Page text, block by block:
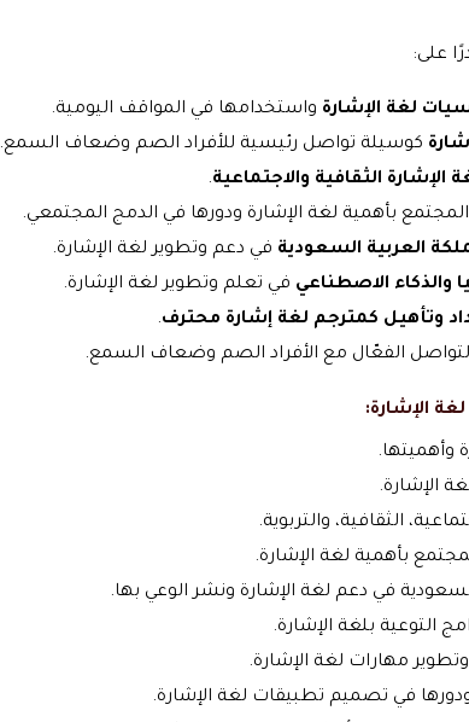
على:
لغة الإشارة واستخدامها في المواقف اليومية.
كوسيلة تواصل رئيسية للأفراد الصم وضعاف السمع.
الإشارة الثقافية والاجتماعية.
والمجتمع بأهمية لغة الإشارة ودورها في الدمج المجتمعي.
العربية السعودية في دعم وتطوير لغة الإشارة.
والذكاء الاصطناعي في تعلم وتطوير لغة الإشارة.
وتأهيل كمترجم لغة إشارة محترف.
الفعّال مع الأفراد الصم وضعاف السمع.
الإشارة:
وأهميتها.
الإشارة.
الثقافية، والتربوية.
بأهمية لغة الإشارة.
في دعم لغة الإشارة ونشر الوعي بها.
التوعية بلغة الإشارة.
مهارات لغة الإشارة.
في تصميم تطبيقات لغة الإشارة.